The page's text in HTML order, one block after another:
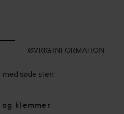
ØVRIG INFORMATION
søde sten.
klemmer